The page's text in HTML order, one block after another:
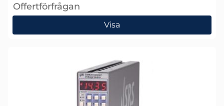
Offertförfrågan
, SRS SIM925 Fyrtråds-multiplexer
Visa